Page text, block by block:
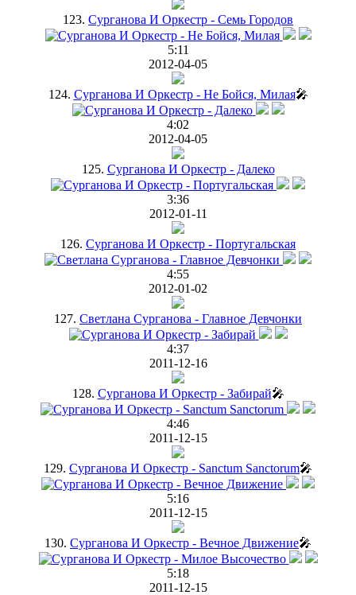
123. Сурганова И Оркестр - Семь Городов
5:11
2012-04-05
124. Сурганова И Оркестр - Не Бойся, Милая🎤
4:02
2012-04-05
125. Сурганова И Оркестр - Далеко
3:36
2012-01-11
126. Сурганова И Оркестр - Португальская
4:55
2012-01-02
127. Светлана Сурганова - Главное Девчонки
4:37
2011-12-16
128. Сурганова И Оркестр - Забирай🎤
4:46
2011-12-15
129. Сурганова И Оркестр - Sanctum Sanctorum🎤
5:16
2011-12-15
130. Сурганова И Оркестр - Вечное Движение🎤
5:18
2011-12-15